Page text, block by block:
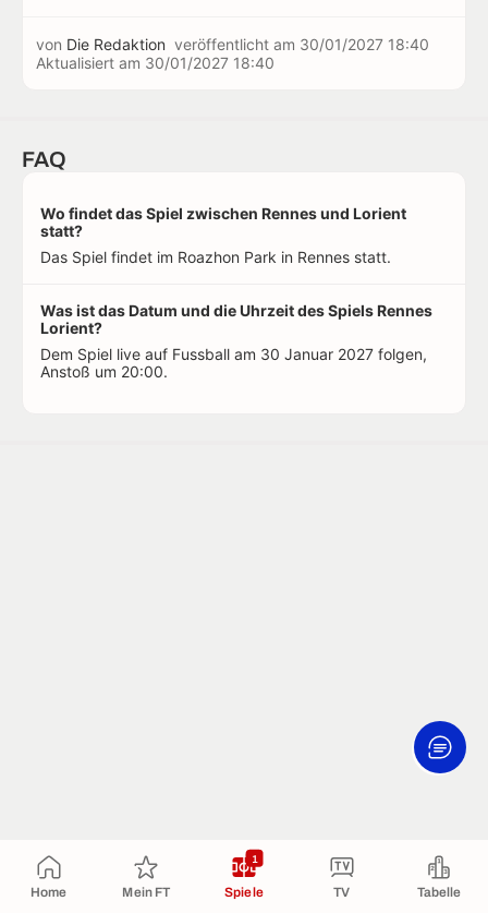
Home Mein FT Spiele
1
TV Tabelle
von Die Redaktion veröffentlicht am 30/01/2027 18:40
Aktualisiert am 30/01/2027 18:40
FAQ
Wo findet das Spiel zwischen Rennes und Lorient
statt?
Das Spiel findet im Roazhon Park in Rennes statt.
Was ist das Datum und die Uhrzeit des Spiels Rennes
Lorient?
Dem Spiel live auf Fussball am 30 Januar 2027 folgen,
Anstoß um 20:00.